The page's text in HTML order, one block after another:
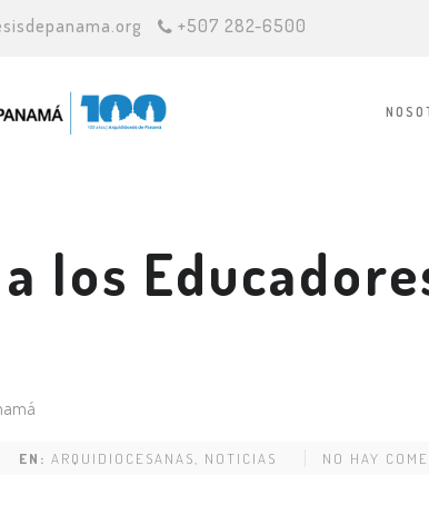
+507 282-6500
los
EN: ARQUIDIOCESANAS NOTICIAS NO HAY